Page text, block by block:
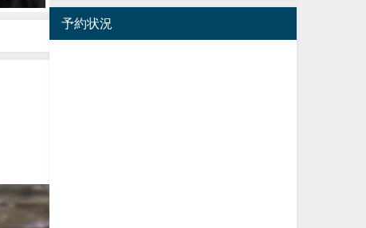
予約状況